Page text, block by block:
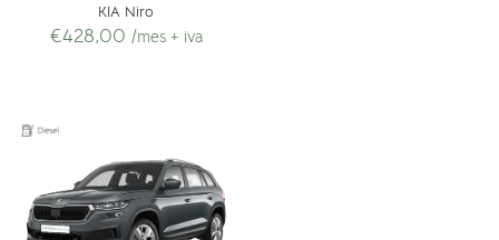
KIA Niro
€428,00 /mes + iva